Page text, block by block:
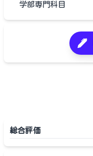
学部専門科目
総合評価